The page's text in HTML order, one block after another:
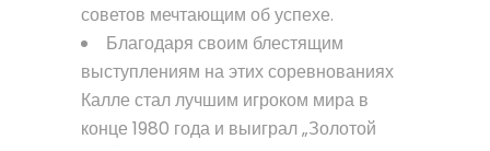
советов мечтающим об успехе.
Благодаря своим блестящим
выступлениям на этих соревнованиях
Калле стал лучшим игроком мира в
конце 1980 года и выиграл „Золотой